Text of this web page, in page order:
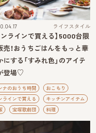
ライフスタイル
ンラインで買える】5000台限
売！おうちごはんをもっと華
にする「すみれ色」のアイテ
登場♡
ナのおうち時間
おこもり
ラインで買える
キッチンアイテム
宝塚歌劇団 料理